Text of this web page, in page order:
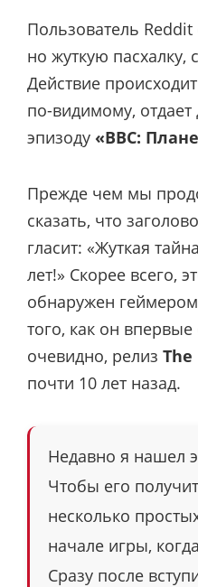
Пользователь
но жуткую пасхалку,
Действие
по-видимому,
эпизоду «BBC:
Прежде чем мы
сказать, что
гласит: «Жуткая
лет!» Скорее всего,
обнаружен
того, как он впервые
очевидно, релиз The
почти 10 лет назад.
Недавно я нашел
Чтобы его
несколько
начале игры,
Сразу после